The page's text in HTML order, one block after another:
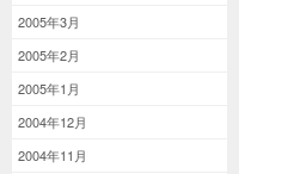
2005年3月
2005年2月
2005年1月
2004年12月
2004年11月